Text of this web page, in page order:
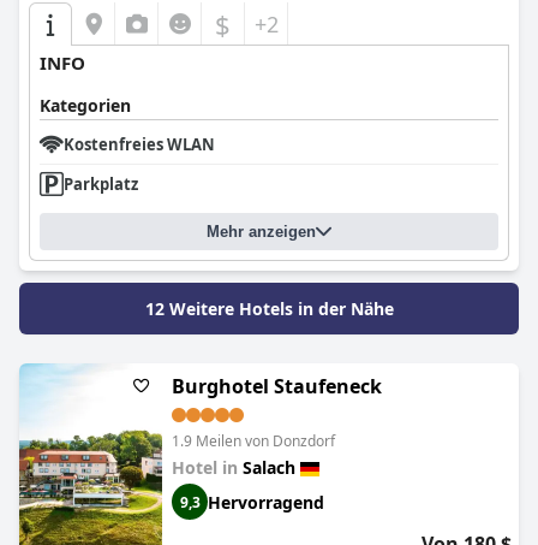
$ +2
INFO
Kategorien
Kostenfreies WLAN
Parkplatz
Mehr anzeigen
12 Weitere Hotels in der Nähe
Burghotel Staufeneck
1.9 Meilen von Donzdorf
Hotel in Salach
9,3 Hervorragend